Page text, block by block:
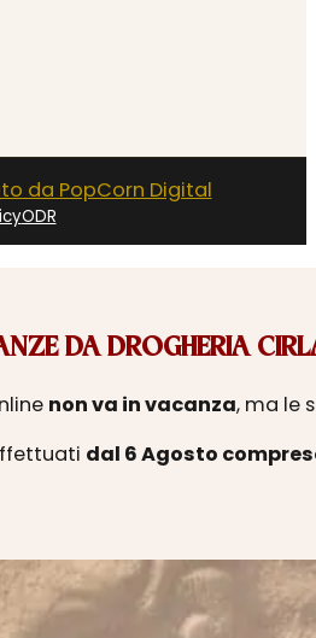
da PopCorn Digital
ODR
DA DROGHERIA
non va in vacanza, ma le
dal 6 Agosto